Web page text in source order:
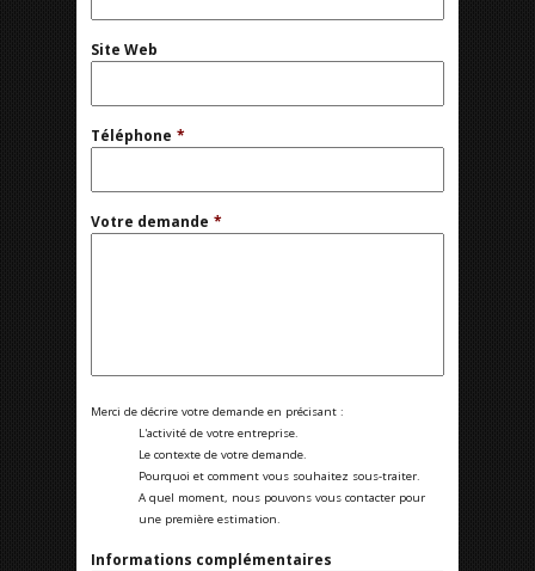
Site Web
Téléphone *
Votre demande *
Merci de décrire votre demande en précisant :
L'activité de votre entreprise.
Le contexte de votre demande.
Pourquoi et comment vous souhaitez sous-traiter.
A quel moment, nous pouvons vous contacter pour
une première estimation.
Informations complémentaires